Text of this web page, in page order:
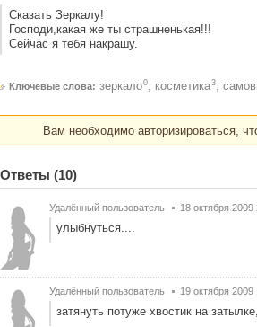
Сказать Зеркалу!
Господи,какая же ты страшненькая!!!
Сейчас я тебя накрашу.
Ключевые слова: зеркало0, косметика3,
Вам необходимо авторизироваться,
Ответы (10)
Удалённый пользователь 18 октября 2009
улыбнуться....
Удалённый пользователь 19 октября 2009
затянуть потуже хвостик на